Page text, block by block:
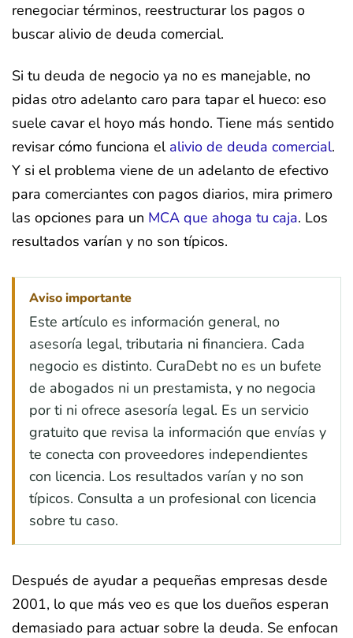
renegociar términos, reestructurar los pagos o
buscar alivio de deuda comercial.
Si tu deuda de negocio ya no es manejable, no
pidas otro adelanto caro para tapar el hueco: eso
suele cavar el hoyo más hondo. Tiene más sentido
revisar cómo funciona el alivio de deuda comercial.
Y si el problema viene de un adelanto de efectivo
para comerciantes con pagos diarios, mira primero
las opciones para un MCA que ahoga tu caja. Los
resultados varían y no son típicos.
Aviso importante
Este artículo es información general, no
asesoría legal, tributaria ni financiera. Cada
negocio es distinto. CuraDebt no es un bufete
de abogados ni un prestamista, y no negocia
por ti ni ofrece asesoría legal. Es un servicio
gratuito que revisa la información que envías y
te conecta con proveedores independientes
con licencia. Los resultados varían y no son
típicos. Consulta a un profesional con licencia
sobre tu caso.
Después de ayudar a pequeñas empresas desde
2001, lo que más veo es que los dueños esperan
demasiado para actuar sobre la deuda. Se enfocan